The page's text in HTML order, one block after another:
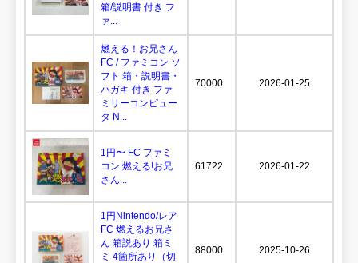
箱/説明書 付き フ
ァ...
燃える！お兄さん
FC / ファミコン ソ
フト 箱・説明書・
ハガキ 付き ファ
ミリーコンピュー
タ N...
70000 2026-01-25
1円〜 FC ファミ
コン 燃える!お兄
さん...
61722 2026-01-22
1円Nintendo/レア
FC 燃えるお兄さ
ん 箱説あり 箱ミ
ミ 4箇所あり（切
88000 2025-10-26